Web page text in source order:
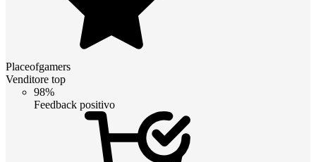
Placeofgamers
Venditore top
98%
Feedback positivo